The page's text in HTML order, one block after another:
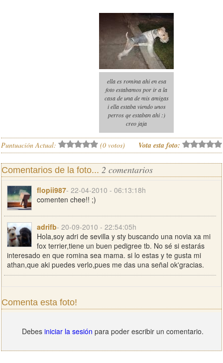
ella es romina ahi en esa
foto estabamos por ir a la
casa de una de mis amigas
i ella estaba viendo unos
perros qe estaban ahi :)
creo jaja
Puntuación Actual: (0 votos) Vota esta foto:
Comentarios de la foto... 2 comentarios
flopii987- 22-04-2010 - 06:13:18h
comenten chee!! ;)
adrifb- 20-09-2010 - 22:54:05h
Hola,soy adri de sevilla y sty buscando una novia xa mi
fox terrier,tiene un buen pedigree tb. No sé si estarás
interesado en que romina sea mama. si lo estas y te gusta mi
athan,que aki puedes verlo,pues me das una señal ok'gracias.
Comenta esta foto!
Debes iniciar la sesión para poder escribir un comentario.